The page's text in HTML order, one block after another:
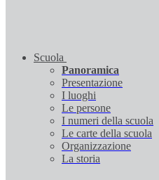
Scuola
Panoramica
Presentazione
I luoghi
Le persone
I numeri della scuola
Le carte della scuola
Organizzazione
La storia